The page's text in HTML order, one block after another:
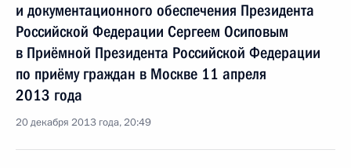
и документационного обеспечения Президента
Российской Федерации Сергеем Осиповым
в Приёмной Президента Российской Федерации
по приёму граждан в Москве 11 апреля
2013 года
20 декабря 2013 года, 20:49